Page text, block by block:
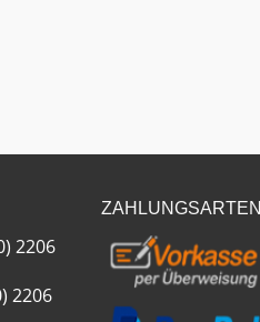
2206
2206
ZAHLUNGSARTEN